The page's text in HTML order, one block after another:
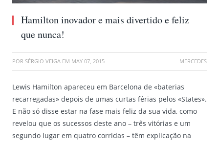
Hamilton inovador e mais divertido e feliz
que nunca!
POR SÉRGIO VEIGA EM MAY 07, 2015 MERCEDES
Lewis Hamilton apareceu em Barcelona de «baterias
recarregadas» depois de umas curtas férias pelos «States».
E não só disse estar na fase mais feliz da sua vida, como
revelou que os sucessos deste ano – três vitórias e um
segundo lugar em quatro corridas – têm explicação na